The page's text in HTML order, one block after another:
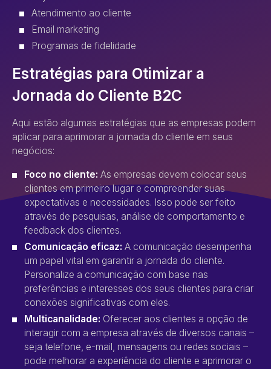
Atendimento ao cliente
Email marketing
Programas de fidelidade
Estratégias para Otimizar a
Jornada do Cliente B2C
Aqui estão algumas estratégias que as empresas podem
aplicar para aprimorar a jornada do cliente em seus
negócios:
Foco no cliente: As empresas devem colocar seus
clientes em primeiro lugar e compreender suas
expectativas e necessidades. Isso pode ser feito
através de pesquisas, análise de comportamento e
feedback dos clientes.
Comunicação eficaz: A comunicação desempenha
um papel vital em garantir a jornada do cliente.
Personalize a comunicação com base nas
preferências e interesses dos seus clientes para criar
conexões significativas com eles.
Multicanalidade: Oferecer aos clientes a opção de
interagir com a empresa através de diversos canais –
seja telefone, e-mail, mensagens ou redes sociais –
pode melhorar a experiência do cliente e aprimorar o